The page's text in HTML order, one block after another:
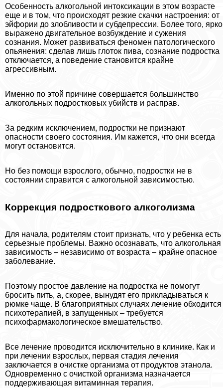
Особенность алкогольной интоксикации в этом возрасте
еще и в том, что происходят резкие скачки настроения: от
эйфории до злобливости и субдепрессии. Более того, ярко
выражено двигательное возбуждение и сужения
сознания. Может развиваться феномен патологического
опьянения: сделав лишь глоток пива, сознание подростка
отключается, а поведение становится крайне
агрессивным.
Именно по этой причине совершается большинство
алкогольных подростковых убийств и расправ.
За редким исключением, подростки не признают
опасности своего состояния. Им кажется, что они всегда
могут остановится.
Но без помощи взрослого, обычно, подростки не в
состоянии справится с алкогольной зависимостью.
Коррекция подросткового алкоголизма
Для начала, родителям стоит признать, что у ребенка есть
серьезные проблемы. Важно осознавать, что алкогольная
зависимость – независимо от возраста – крайне опасное
заболевание.
Поэтому простое давление на подростка не помогут
бросить пить, а, скорее, вынудят его прикладываться к
рюмке чаще. В благоприятных случаях лечение обходится
психотерапией, в запущенных – требуется
психофармакологическое вмешательство.
Все лечение проводится исключительно в клинике. Как и
при лечении взрослых, первая стадия лечения
заключается в очистке организма от продуктов этанола.
Одновременно с очисткой организма назначается
поддерживающая витаминная терапия.